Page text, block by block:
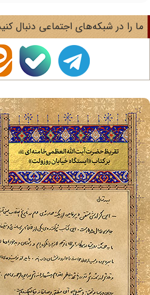
را در شبکه‌های اجتماعی دنبال کنید